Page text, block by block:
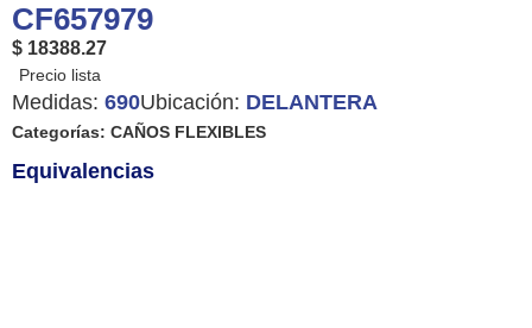
CF657979
$ 18388.27
Medidas: 690Ubicación: DELANTERA
Categorías: CAÑOS FLEXIBLES
Equivalencias